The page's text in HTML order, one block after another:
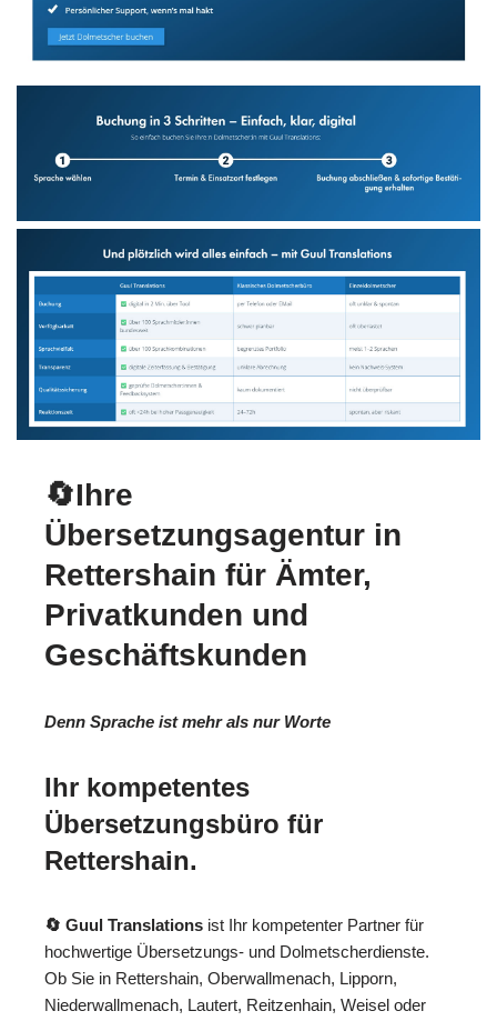
🔄Ihre
Übersetzungsagentur in
Rettershain für Ämter,
Privatkunden und
Geschäftskunden
Denn Sprache ist mehr als nur Worte
Ihr kompetentes
Übersetzungsbüro für
Rettershain.
🔄 Guul Translations ist Ihr kompetenter Partner für
hochwertige Übersetzungs- und Dolmetscherdienste.
Ob Sie in Rettershain, Oberwallmenach, Lipporn,
Niederwallmenach, Lautert, Reitzenhain, Weisel oder